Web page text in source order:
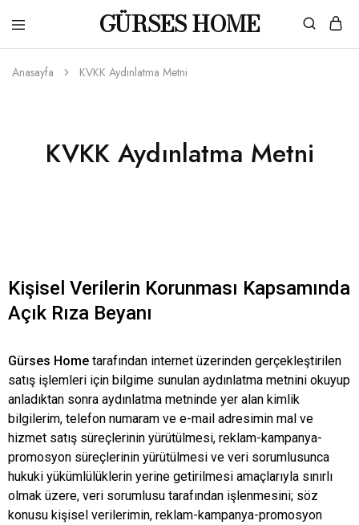
GÜRSES HOME
Gürses
Ahşaba
her
Anasayfa KVKK Aydınlatma Metni
KVKK Aydınlatma Metni
Kişisel Verilerin Korunması Kapsamında
Açık Rıza Beyanı
Gürses Home tarafından internet üzerinden gerçekleştirilen
satış işlemleri için bilgime sunulan aydınlatma metnini okuyup
anladıktan sonra aydınlatma metninde yer alan kimlik
bilgilerim, telefon numaram ve e-mail adresimin mal ve
hizmet satış süreçlerinin yürütülmesi, reklam-kampanya-
promosyon süreçlerinin yürütülmesi ve veri sorumlusunca
hukuki yükümlülüklerin yerine getirilmesi amaçlarıyla sınırlı
olmak üzere, veri sorumlusu tarafından işlenmesini; söz
konusu kişisel verilerimin, reklam-kampanya-promosyon